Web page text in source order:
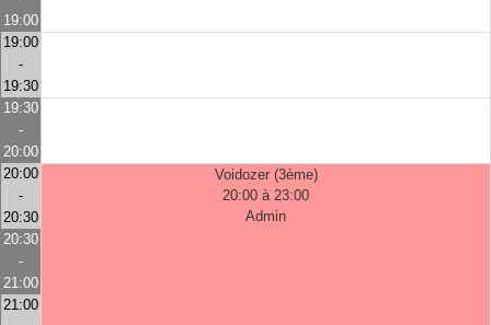
19:00
19:00
-
19:30
19:30
-
20:00
20:00
-
20:30
Voidozer (3ème)
20:00 à 23:00
Admin
20:30
-
21:00
21:00